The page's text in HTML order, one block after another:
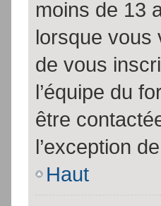
moins de 13
lorsque vous
de vous
l’équipe du
être
l’exception
Haut